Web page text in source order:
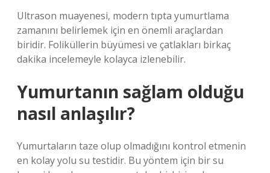
Ultrason muayenesi, modern tıpta yumurtlama
zamanını belirlemek için en önemli araçlardan
biridir. Foliküllerin büyümesi ve çatlakları birkaç
dakika incelemeyle kolayca izlenebilir.
Yumurtanın sağlam olduğu
nasıl anlaşılır?
Yumurtaların taze olup olmadığını kontrol etmenin
en kolay yolu su testidir. Bu yöntem için bir su